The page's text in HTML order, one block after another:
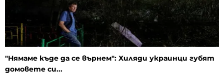
"Нямаме къде да се върнем": Хиляди украинци губят
домовете си...